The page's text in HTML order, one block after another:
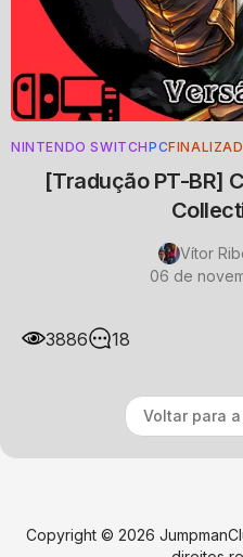
NINTENDO SWITCHPC
[Tradução PT-BR]
Vítor
06 de
3886 18
Voltar para
Copyright © 2026